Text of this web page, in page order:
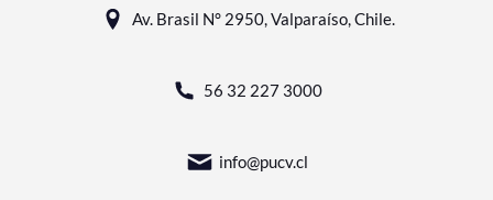
Av. Brasil N° 2950, Valparaíso, Chile.
56 32 227 3000
info@pucv.cl